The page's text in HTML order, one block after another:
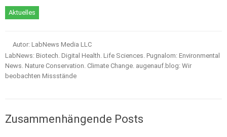
Aktuelles
Autor: LabNews Media LLC
LabNews: Biotech. Digital Health. Life Sciences. Pugnalom: Environmental
News. Nature Conservation. Climate Change. augenauf.blog: Wir
beobachten Missstände
Zusammenhängende Posts